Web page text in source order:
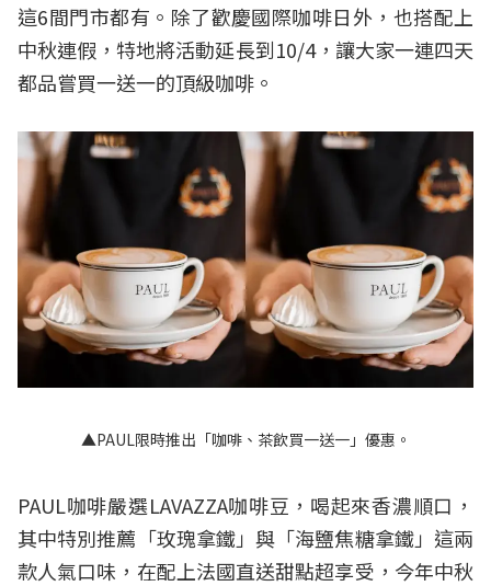
這6間門市都有。除了歡慶國際咖啡日外，也搭配上
中秋連假，特地將活動延長到10/4，讓大家一連四天
都品嘗買一送一的頂級咖啡。
▲PAUL限時推出「咖啡、茶飲買一送一」優惠。
PAUL咖啡嚴選LAVAZZA咖啡豆，喝起來香濃順口，
其中特別推薦「玫瑰拿鐵」與「海鹽焦糖拿鐵」這兩
款人氣口味，在配上法國直送甜點超享受，今年中秋